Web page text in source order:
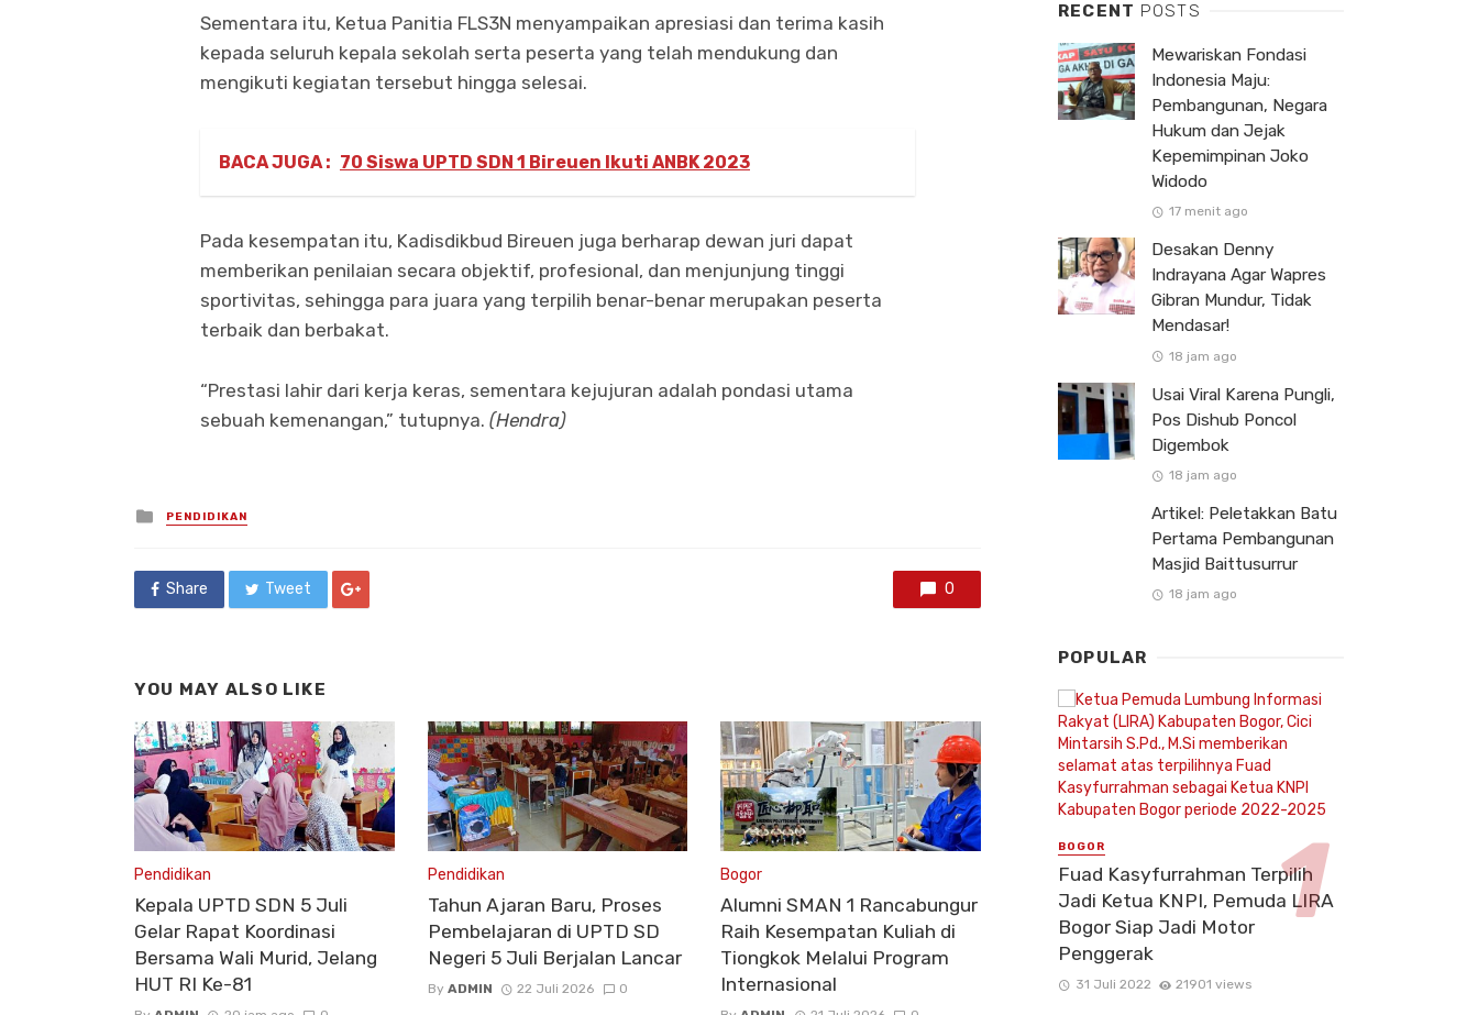
Sementara itu, Ketua Panitia FLS3N menyampaikan apresiasi dan terima kasih
kepada seluruh kepala sekolah serta peserta yang telah mendukung dan
mengikuti kegiatan tersebut hingga selesai.
BACA JUGA : 70 Siswa UPTD SDN 1 Bireuen Ikuti ANBK 2023
Pada kesempatan itu, Kadisdikbud Bireuen juga berharap dewan juri dapat
memberikan penilaian secara objektif, profesional, dan menjunjung tinggi
sportivitas, sehingga para juara yang terpilih benar-benar merupakan peserta
terbaik dan berbakat.
“Prestasi lahir dari kerja keras, sementara kejujuran adalah pondasi utama
sebuah kemenangan,” tutupnya. (Hendra)
Posted
in
PENDIDIKAN
Share Tweet 0
YOU MAY ALSO LIKE
Pendidikan
Kepala UPTD SDN 5 Juli
Gelar Rapat Koordinasi
Bersama Wali Murid, Jelang
HUT RI Ke-81
Pendidikan
Tahun Ajaran Baru, Proses
Pembelajaran di UPTD SD
Negeri 5 Juli Berjalan Lancar
By ADMIN 22 Juli 2026 0
Bogor
Alumni SMAN 1 Rancabungur
Raih Kesempatan Kuliah di
Tiongkok Melalui Program
Internasional
RECENT POSTS
Mewariskan Fondasi
Indonesia Maju:
Pembangunan, Negara
Hukum dan Jejak
Kepemimpinan Joko
Widodo
17 menit ago
Desakan Denny
Indrayana Agar Wapres
Gibran Mundur, Tidak
Mendasar!
18 jam ago
Usai Viral Karena Pungli,
Pos Dishub Poncol
Digembok
18 jam ago
Artikel: Peletakkan Batu
Pertama Pembangunan
Masjid Baittusurrur
18 jam ago
POPULAR
BOGOR
Fuad Kasyfurrahman Terpilih
Jadi Ketua KNPI, Pemuda LIRA
Bogor Siap Jadi Motor
Penggerak
31 Juli 2022 21901 views